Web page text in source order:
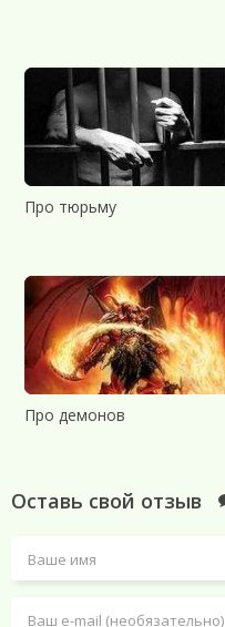
Про тюрьму
Про демонов
Оставь свой отзыв